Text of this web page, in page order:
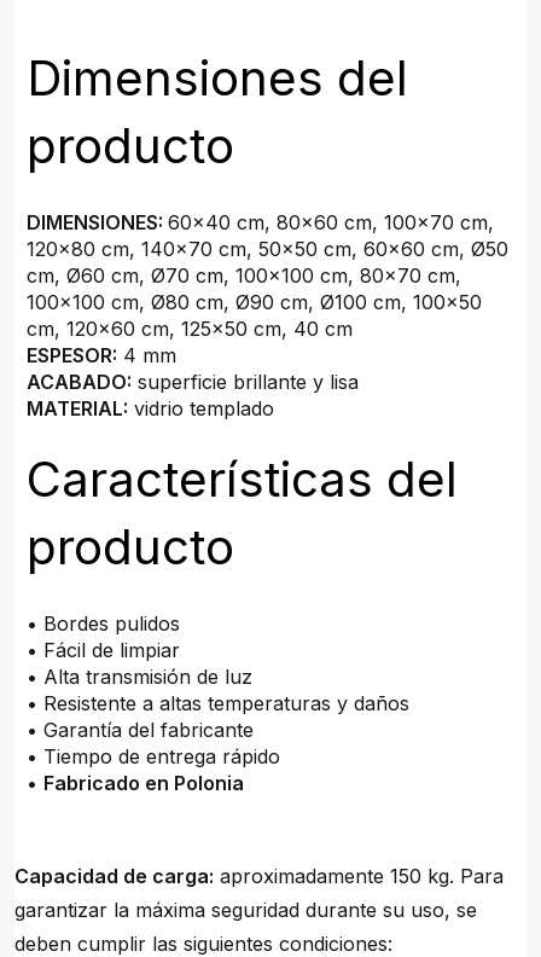
Dimensiones del
producto
DIMENSIONES: 60x40 cm, 80x60 cm, 100x70 cm,
120x80 cm, 140x70 cm, 50x50 cm, 60x60 cm, Ø50
cm, Ø60 cm, Ø70 cm, 100x100 cm, 80x70 cm,
100x100 cm, Ø80 cm, Ø90 cm, Ø100 cm, 100x50
cm, 120x60 cm, 125x50 cm, 40 cm
ESPESOR: 4 mm
ACABADO: superficie brillante y lisa
MATERIAL: vidrio templado
Características del
producto
• Bordes pulidos
• Fácil de limpiar
• Alta transmisión de luz
• Resistente a altas temperaturas y daños
• Garantía del fabricante
• Tiempo de entrega rápido
• Fabricado en Polonia
Capacidad de carga: aproximadamente 150 kg. Para
garantizar la máxima seguridad durante su uso, se
deben cumplir las siguientes condiciones: